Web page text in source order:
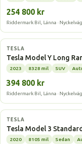
254 800 kr
Riddermark Bil, Länna ·
Elbil
TESLA
Tesla Model Y Long
2023 8328 mil SUV
394 800 kr
Riddermark Bil, Länna ·
Elbil
TESLA
Tesla Model 3
2020 8105 mil Sedan